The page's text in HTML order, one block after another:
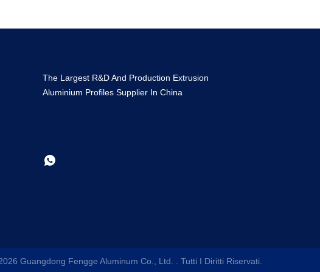
The Largest R&D And Production Extrusion
Aluminium Profiles Supplier In China
Guangdong Fengge Aluminum Co., Ltd. . Tutti I Diritti Riservati.